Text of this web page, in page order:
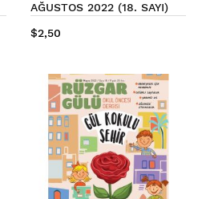
AĞUSTOS 2022 (18. SAYI)
$2,50